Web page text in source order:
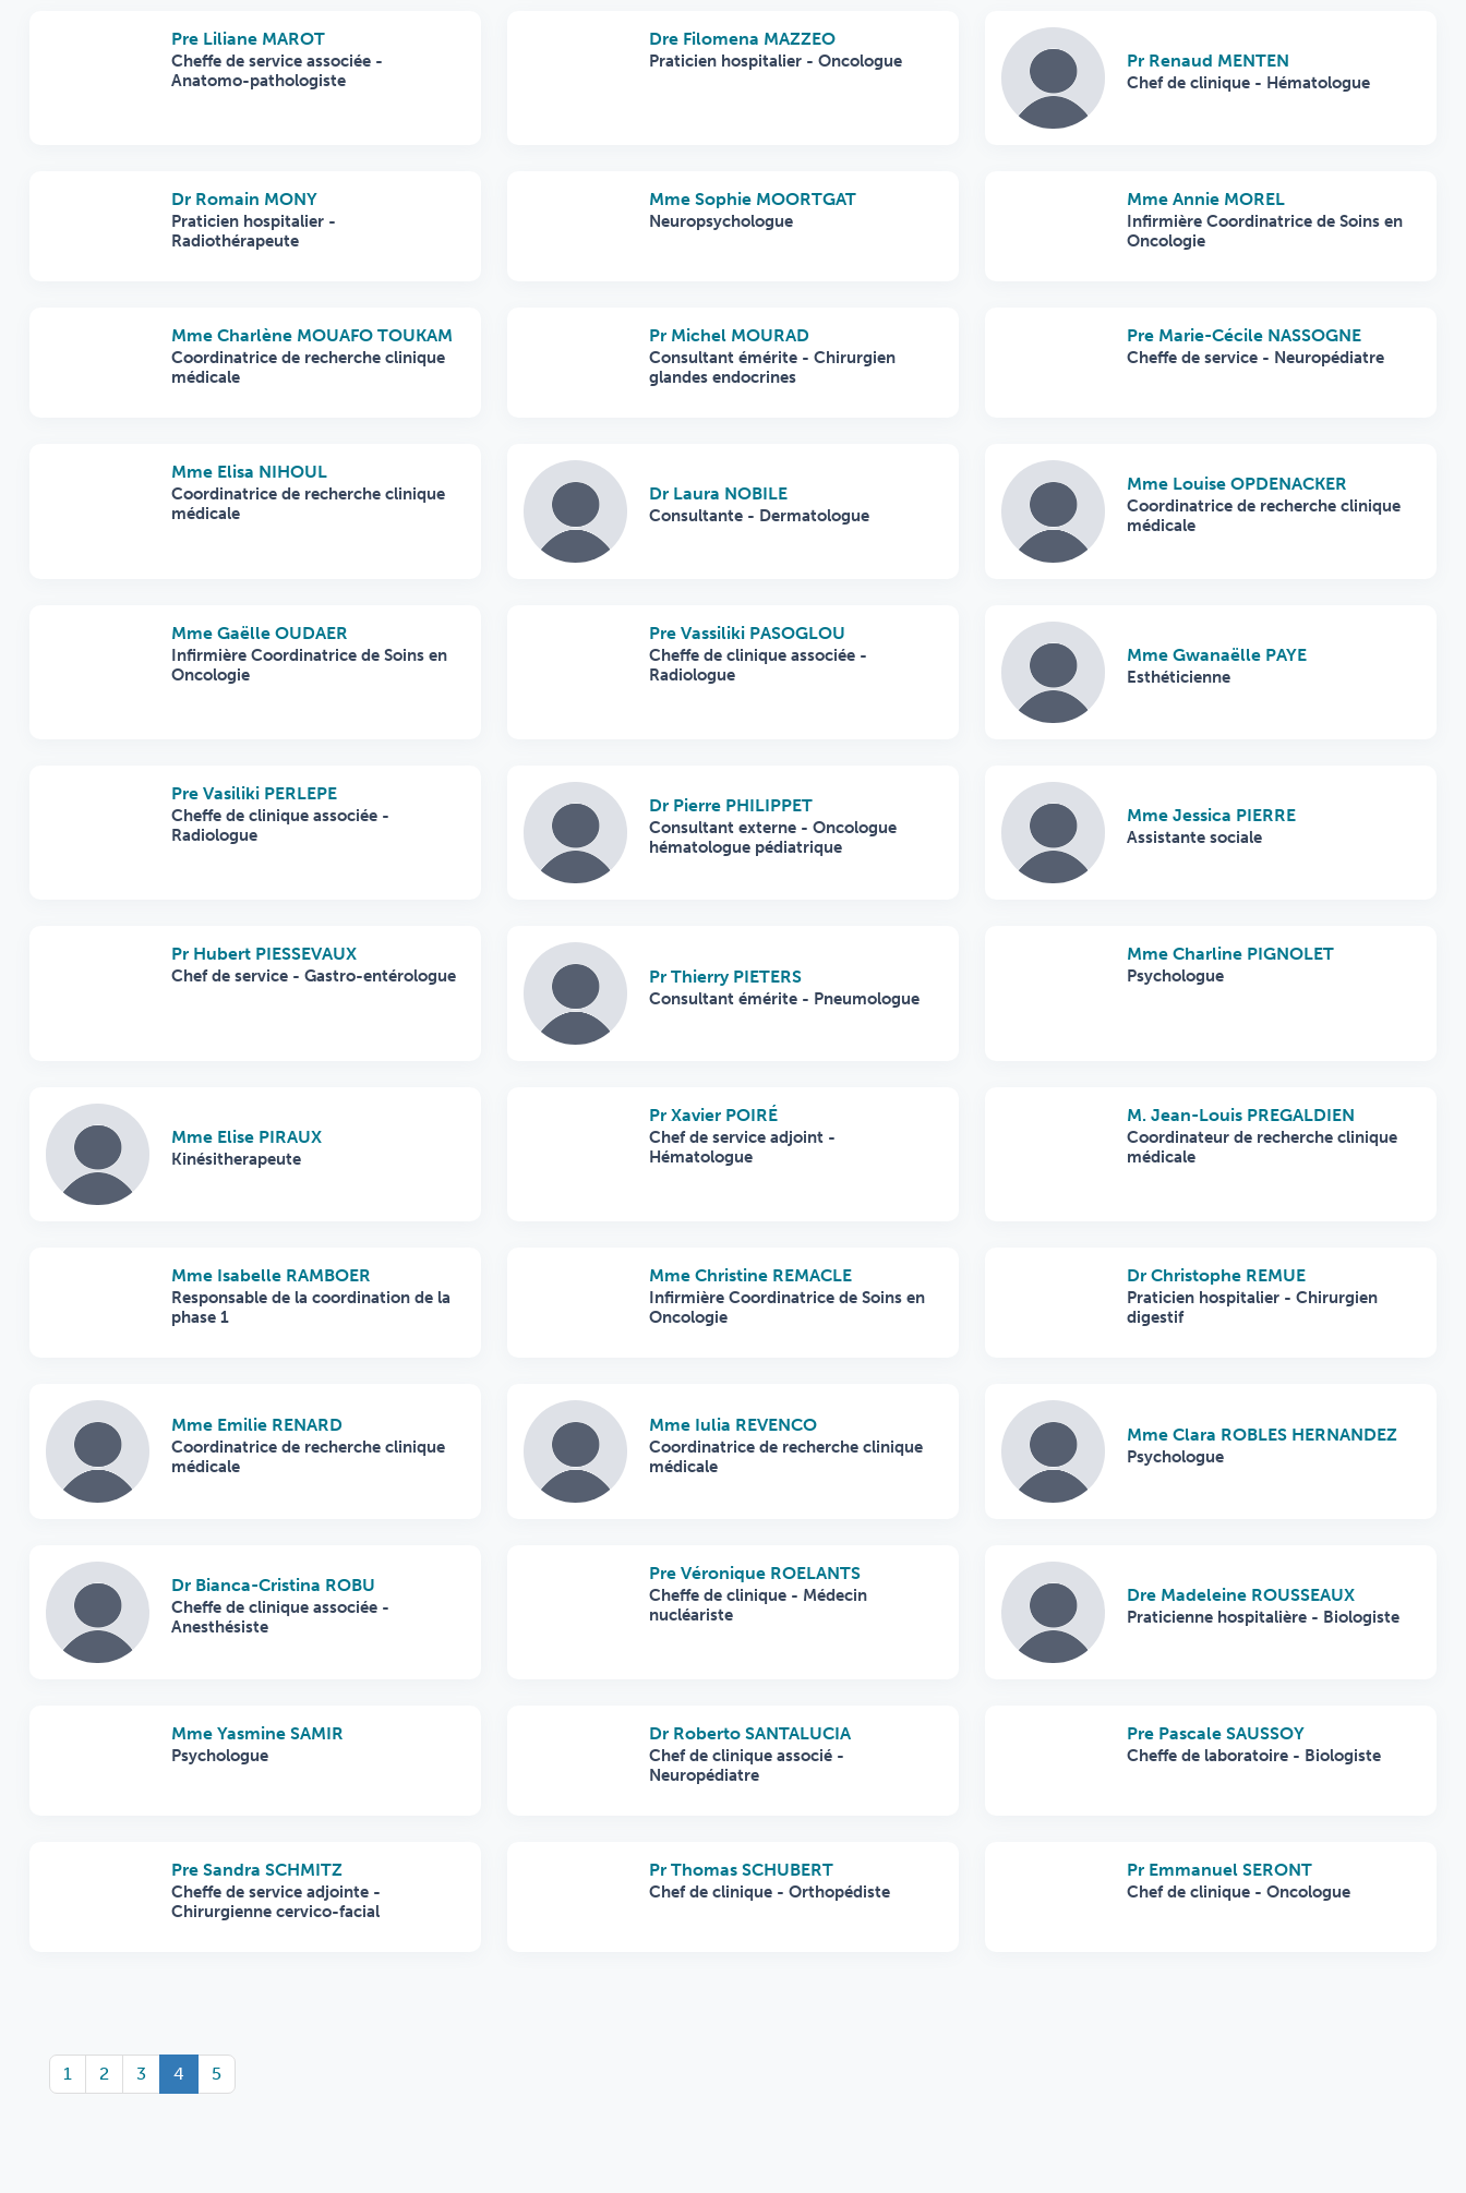
Pre Liliane MAROT
Cheffe de service associée -
Anatomo-pathologiste
Dre Filomena MAZZEO
Praticien hospitalier - Oncologue Pr Renaud MENTEN
Chef de clinique - Hématologue
Dr Romain MONY
Praticien hospitalier -
Radiothérapeute
Mme Sophie MOORTGAT
Neuropsychologue
Mme Annie MOREL
Infirmière Coordinatrice de Soins en
Oncologie
Mme Charlène MOUAFO TOUKAM
Coordinatrice de recherche clinique
médicale
Pr Michel MOURAD
Consultant émérite - Chirurgien
glandes endocrines
Pre Marie-Cécile NASSOGNE
Cheffe de service - Neuropédiatre
Mme Elisa NIHOUL
Coordinatrice de recherche clinique
médicale
Dr Laura NOBILE
Consultante - Dermatologue
Mme Louise OPDENACKER
Coordinatrice de recherche clinique
médicale
Mme Gaëlle OUDAER
Infirmière Coordinatrice de Soins en
Oncologie
Pre Vassiliki PASOGLOU
Cheffe de clinique associée -
Radiologue
Mme Gwanaëlle PAYE
Esthéticienne
Pre Vasiliki PERLEPE
Cheffe de clinique associée -
Radiologue
Dr Pierre PHILIPPET
Consultant externe - Oncologue
hématologue pédiatrique
Mme Jessica PIERRE
Assistante sociale
Pr Hubert PIESSEVAUX
Chef de service - Gastro-entérologue Pr Thierry PIETERS
Consultant émérite - Pneumologue
Mme Charline PIGNOLET
Psychologue
Mme Elise PIRAUX
Kinésitherapeute
Pr Xavier POIRÉ
Chef de service adjoint -
Hématologue
M. Jean-Louis PREGALDIEN
Coordinateur de recherche clinique
médicale
Mme Isabelle RAMBOER
Responsable de la coordination de la
phase 1
Mme Christine REMACLE
Infirmière Coordinatrice de Soins en
Oncologie
Dr Christophe REMUE
Praticien hospitalier - Chirurgien
digestif
Mme Emilie RENARD
Coordinatrice de recherche clinique
médicale
Mme Iulia REVENCO
Coordinatrice de recherche clinique
médicale
Mme Clara ROBLES HERNANDEZ
Psychologue
Dr Bianca-Cristina ROBU
Cheffe de clinique associée -
Anesthésiste
Pre Véronique ROELANTS
Cheffe de clinique - Médecin
nucléariste
Dre Madeleine ROUSSEAUX
Praticienne hospitalière - Biologiste
Mme Yasmine SAMIR
Psychologue
Dr Roberto SANTALUCIA
Chef de clinique associé -
Neuropédiatre
Pre Pascale SAUSSOY
Cheffe de laboratoire - Biologiste
Pre Sandra SCHMITZ
Cheffe de service adjointe -
Chirurgienne cervico-facial
Pr Thomas SCHUBERT
Chef de clinique - Orthopédiste
Pr Emmanuel SERONT
Chef de clinique - Oncologue
1 2 3 4 5